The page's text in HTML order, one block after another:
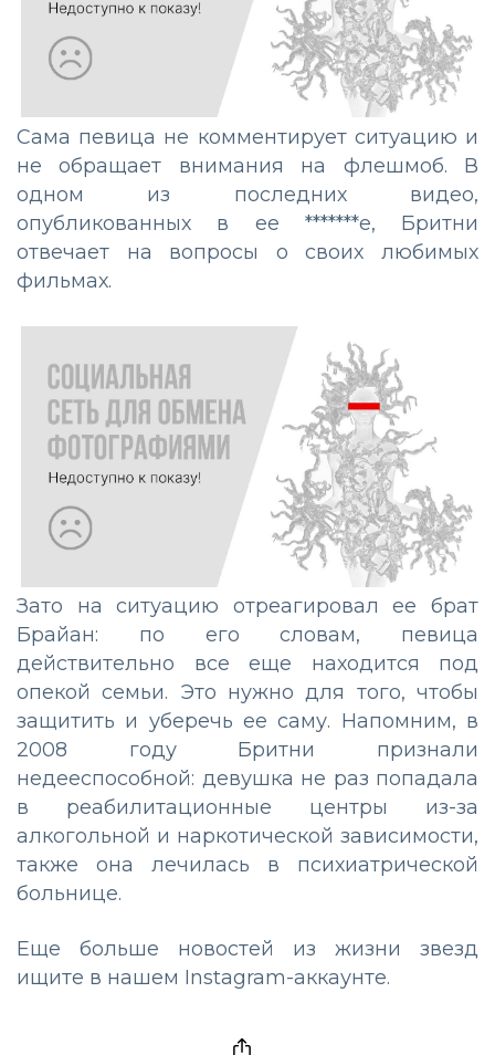
Сама певица не комментирует ситуацию и
не обращает внимания на флешмоб. В
одном из последних видео,
опубликованных в ее *******е, Бритни
отвечает на вопросы о своих любимых
фильмах.
Зато на ситуацию отреагировал ее брат
Брайан: по его словам, певица
действительно все еще находится под
опекой семьи. Это нужно для того, чтобы
защитить и уберечь ее саму. Напомним, в
2008 году Бритни признали
недееспособной: девушка не раз попадала
в реабилитационные центры из-за
алкогольной и наркотической зависимости,
также она лечилась в психиатрической
больнице.
Еще больше новостей из жизни звезд
ищите в нашем Instagram-аккаунте.